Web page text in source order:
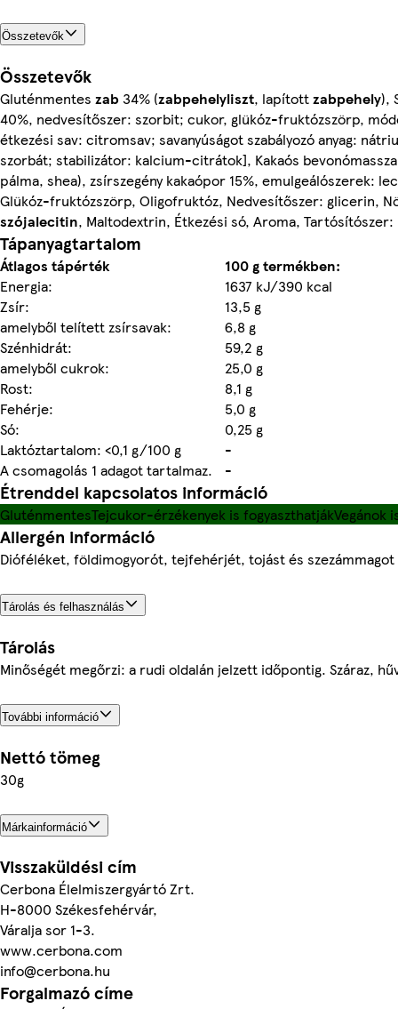
Összetevők
Összetevők
Gluténmentes zab 34% (zabpehelyliszt, lapítottzabpehely),
40%, nedvesítőszer: szorbit; cukor, glükóz-fruktózszörp,
étkezési sav: citromsav; savanyúságot szabályozó anyag:
szorbát; stabilizátor: kalcium-citrátok], Kakaós
pálma, shea), zsírszegény kakaópor 15%, emulgeálószerek:
Glükóz-fruktózszörp, Oligofruktóz, Nedvesítőszer: glicerin,
szójalecitin, Maltodextrin, Étkezési só, Aroma,
Tápanyagtartalom
Átlagos tápérték
100 g termékben:
Energia:
1637 kJ/390 kcal
Zsír:
13,5 g
amelyből telített zsírsavak:
6,8 g
Szénhidrát:
59,2 g
amelyből cukrok:
25,0 g
Rost:
8,1 g
Fehérje:
5,0 g
Só:
0,25 g
Laktóztartalom: <0,1 g/100 g
-
A csomagolás 1 adagot tartalmaz.
-
Étrenddel kapcsolatos információ
GluténmentesTejcukor-érzékenyek is fogyaszthatjákVegánok
Allergén információ
Dióféléket, földimogyorót, tejfehérjét, tojást és
Tárolás és felhasználás
Tárolás
Minőségét megőrzi: a rudi oldalán jelzett időpontig. Száraz,
További információ
Nettó tömeg
30g
Márkainformáció
Visszaküldési cím
Cerbona Élelmiszergyártó Zrt.
H-8000 Székesfehérvár,
Váralja sor 1-3.
www.cerbona.com
info@cerbona.hu
Forgalmazó címe